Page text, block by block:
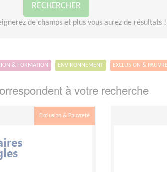
RECHERCHER
de champs et plus vous aurez de résultats !
& FORMATION ENVIRONNEMENT EXCLUSION &
à votre recherche
Exclusion & Pauvreté